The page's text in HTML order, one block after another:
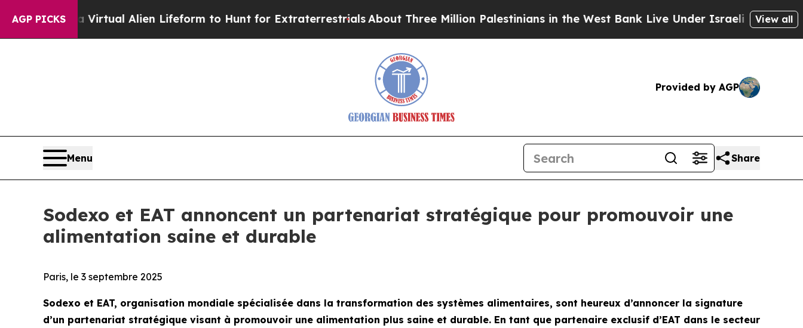
AGP PICKSa Virtual Alien Lifeform to Hunt for ExtraterrestrialsAbout Three Million Palestinians in the West Bank Live Under Israeli Military Rule,
View all
Provided by AGP
Menu Share
Sodexo et EAT annoncent un partenariat stratégique pour promouvoir une
alimentation saine et durable
Paris, le 3 septembre 2025
Sodexo et EAT, organisation mondiale spécialisée dans la transformation des systèmes alimentaires, sont heureux d’annoncer la signature
d’un partenariat stratégique visant à promouvoir une alimentation plus saine et durable. En tant que partenaire exclusif d’EAT dans le secteur